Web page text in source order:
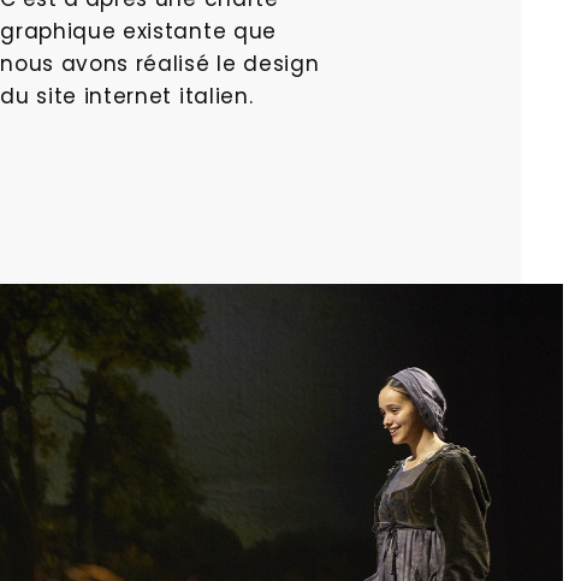
graphique existante que
nous avons réalisé le design
du site internet italien.